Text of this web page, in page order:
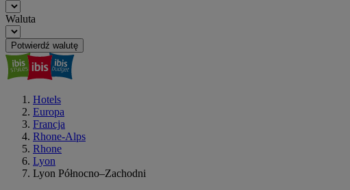
Waluta
Potwierdź walutę
Hotels
Europa
Francja
Rhone-Alps
Rhone
Lyon
Lyon Północno–Zachodni